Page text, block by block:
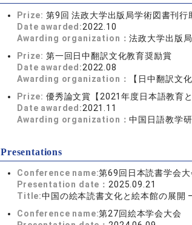
Prize: 第9回 法政大学出版局学術図書刊行
Date awarded:2022.10
Awarding organization：法政大学出版局
Prize: 第一回日中翻訳文化教育奨励賞
Date awarded:2022.08
Awarding organization：
【日中翻訳文
Prize: 優秀論文賞【2021年度日本語教育
Date awarded:2021.11
Awarding organization：中国日語教学
Presentations
Conference name:第69回日本読書学会大
Presentation date： 2025.09.21
Title:中国の絵本読書文化と絵本館の展開
Conference name:第27回絵本学会大会